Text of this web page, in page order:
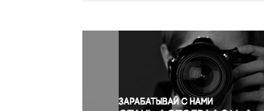
Окружающая среда
Политика
Правосудие
Происшествия и конфликты